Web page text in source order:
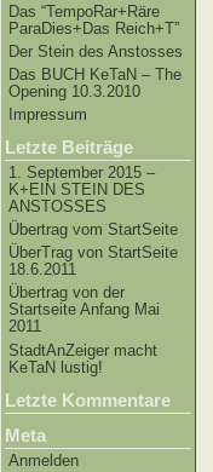
Das “TempoRar+Räre
ParaDies+Das Reich+T”
Der Stein des Anstosses
Das BUCH KeTaN – The
Opening 10.3.2010
Impressum
Letzte Beiträge
1. September 2015 –
K+EIN STEIN DES
ANSTOSSES
Übertrag vom StartSeite
ÜberTrag von StartSeite
18.6.2011
Übertrag von der
Startseite Anfang Mai
2011
StadtAnZeiger macht
KeTaN lustig!
Letzte Kommentare
Meta
Anmelden